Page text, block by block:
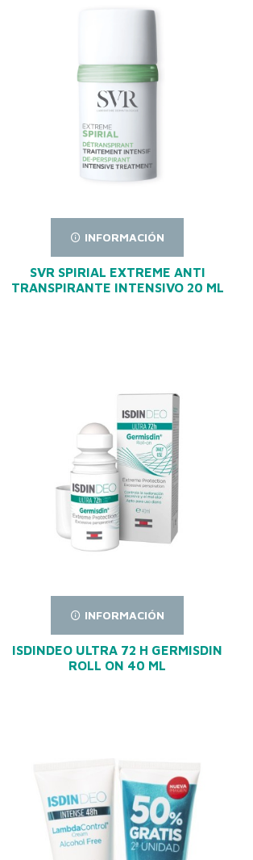
INFORMACIÓN
SVR SPIRIAL EXTREME ANTI
TRANSPIRANTE INTENSIVO 20 ML
INFORMACIÓN
ISDINDEO ULTRA 72 H GERMISDIN
ROLL ON 40 ML